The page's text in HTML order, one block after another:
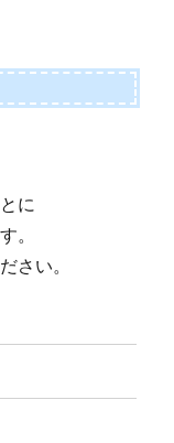
に
。
さい。